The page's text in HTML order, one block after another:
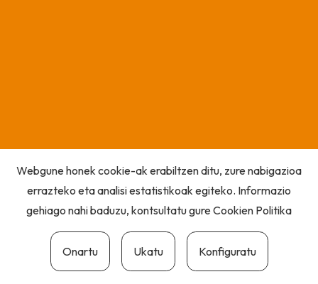
Webgune honek cookie-ak erabiltzen ditu, zure nabigazioa
errazteko eta analisi estatistikoak egiteko. Informazio
gehiago nahi baduzu, kontsultatu gureCookien Politika
Onartu Ukatu Konfiguratu